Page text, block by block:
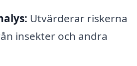
Utvärderar riskerna
insekter och andra